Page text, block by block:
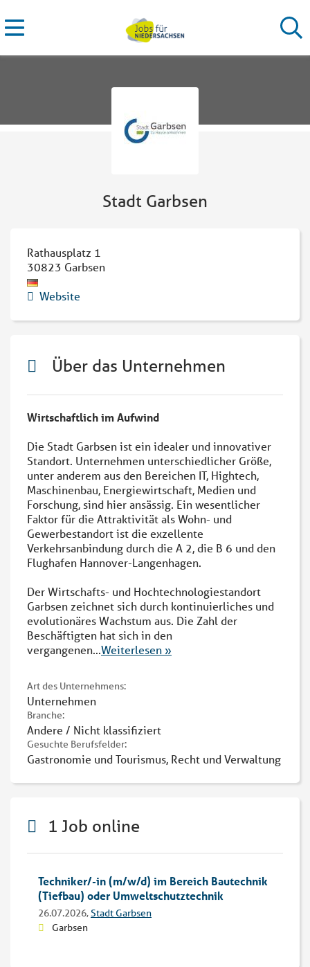
Stadt Garbsen
Rathausplatz 1
30823 Garbsen
Website
Über das Unternehmen
Wirtschaftlich im Aufwind
Die Stadt Garbsen ist ein idealer und innovativer
Standort. Unternehmen unterschiedlicher Größe,
unter anderem aus den Bereichen IT, Hightech,
Maschinenbau, Energiewirtschaft, Medien und
Forschung, sind hier ansässig. Ein wesentlicher
Faktor für die Attraktivität als Wohn- und
Gewerbestandort ist die exzellente
Verkehrsanbindung durch die A 2, die B 6 und den
Flughafen Hannover-Langenhagen.
Der Wirtschafts- und Hochtechnologiestandort
Garbsen zeichnet sich durch kontinuierliches und
evolutionäres Wachstum aus. Die Zahl der
Beschäftigten hat sich in den
vergangenen...Weiterlesen »
Art des Unternehmens:
Unternehmen
Branche:
Andere / Nicht klassifiziert
Gesuchte Berufsfelder:
Gastronomie und Tourismus, Recht und Verwaltung
1 Job online
Techniker/-in (m/w/d) im Bereich Bautechnik
(Tiefbau) oder Umweltschutztechnik
26.07.2026,Stadt Garbsen
Garbsen